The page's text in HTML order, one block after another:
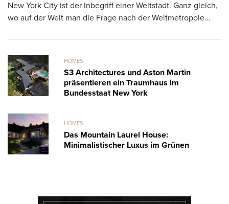
New York City ist der Inbegriff einer Weltstadt. Ganz gleich,
wo auf der Welt man die Frage nach der Weltmetropole…
HOMES
S3 Architectures und Aston Martin
präsentieren ein Traumhaus im
Bundesstaat New York
HOMES
Das Mountain Laurel House:
Minimalistischer Luxus im Grünen